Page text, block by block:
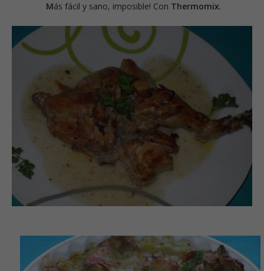
Más fácil y sano, imposible! Con Thermomix.